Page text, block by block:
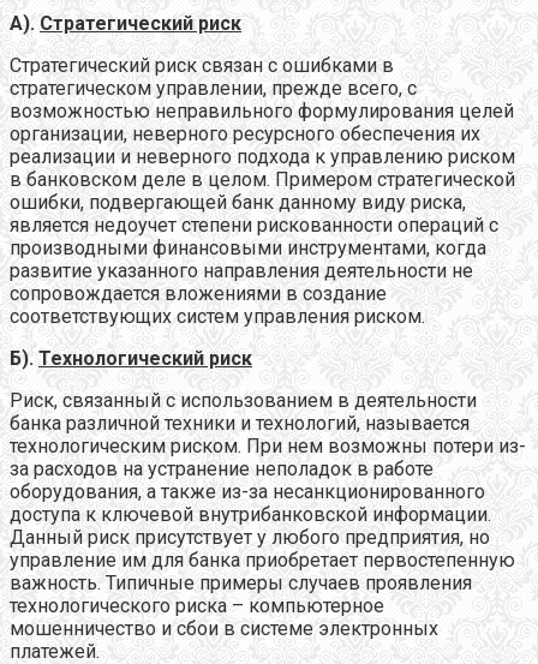
А). Стратегический риск
Стратегический риск связан с ошибками в
стратегическом управлении, прежде всего, с
возможностью неправильного формулирования целей
организации, неверного ресурсного обеспечения их
реализации и неверного подхода к управлению риском
в банковском деле в целом. Примером стратегической
ошибки, подвергающей банк данному виду риска,
является недоучет степени рискованности операций с
производными финансовыми инструментами, когда
развитие указанного направления деятельности не
сопровождается вложениями в создание
соответствующих систем управления риском.
Б). Технологический риск
Риск, связанный с использованием в деятельности
банка различной техники и технологий, называется
технологическим риском. При нем возможны потери из-
за расходов на устранение неполадок в работе
оборудования, а также из-за несанкционированного
доступа к ключевой внутрибанковской информации.
Данный риск присутствует у любого предприятия, но
управление им для банка приобретает первостепенную
важность. Типичные примеры случаев проявления
технологического риска – компьютерное
мошенничество и сбои в системе электронных
платежей.